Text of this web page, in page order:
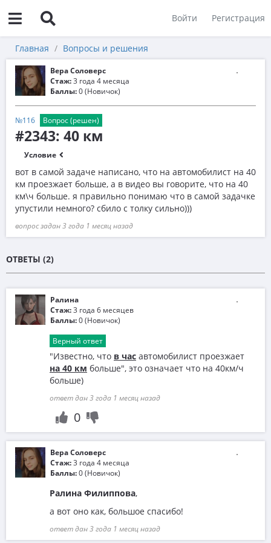
Войти Регистрация
Главная Вопросы и решения
Вера Соловерс
Стаж:3 года 4 месяца
Баллы:0 (Новичок)
№116 Вопрос (решен)
#2343: 40 км
Условие
вот в самой задаче написано, что на автомобилист на 40
км проезжает больше, а в видео вы говорите, что на 40
км\ч больше. я правильно понимаю что в самой задачке
упустили немного? сбило с толку сильно)))
вопрос задан 3 года 1 месяц назад
ОТВЕТЫ (2)
Ралина
Стаж:3 года 6 месяцев
Баллы:0 (Новичок)
Верный ответ
"Известно, что в час автомобилист проезжает
на 40 км больше", это означает что на 40км/ч
больше)
ответ дан 3 года 1 месяц назад
0
Вера Соловерс
Стаж:3 года 4 месяца
Баллы:0 (Новичок)
Ралина Филиппова,
а вот оно как, большое спасибо!
ответ дан 3 года 1 месяц назад